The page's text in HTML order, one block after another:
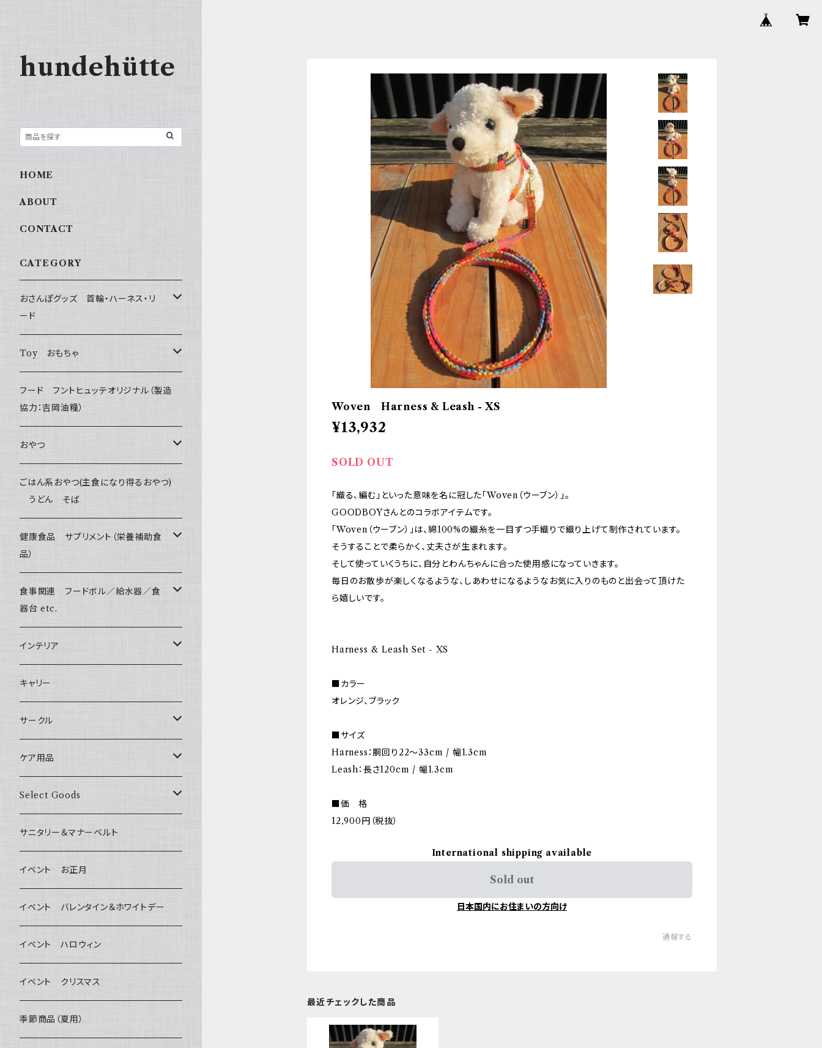
Woven Harness & Leash - XS
¥13,932
SOLD OUT
「織る、編む」といった意味を名に冠した「Woven（ウーブン）」。
GOODBOYさんとのコラボアイテムです。
「Woven（ウーブン）」は、綿100%の織糸を一目ずつ手織りで織り上げて制作されています。
そうすることで柔らかく、丈夫さが生まれます。
そして使っていくうちに、自分とわんちゃんに合った使用感になっていきます。
毎日のお散歩が楽しくなるような、しあわせになるようなお気に入りのものと出会って頂けた
ら嬉しいです。
Harness & Leash Set - XS
■カラー
オレンジ、ブラック
■サイズ
Harness：胴回り22～33cm / 幅1.3cm
Leash：長さ120cm / 幅1.3cm
■価 格
12,900円（税抜）
International shipping available
Sold out
日本国内にお住まいの方向け
通報する
最近チェックした商品
hundehütte
HOME
ABOUT
CONTACT
CATEGORY
おさんぽグッズ 首輪・ハーネス・リ
ード
フントヒュッテオリジナル Gold
Sサイズ(テープ幅1.5cm) _ 首輪&リードセッ
ト
Sサイズ(テープ幅1.5cm) _ 首輪
Sサイズ(テープ幅1.5cm) _ リード
XSサイズ(テープ幅1.0cm) _ 首輪&リードセ
ット
XSサイズ(テープ幅1.0cm) _ ハーネス&リー
XSサイズ(テープ幅1.0cm) _ ハーネス
XSサイズ(テープ幅1.0cm) _ リード
Mサイズ(テープ幅2.0cm) _ 首輪&リードセ
フントヒュッテオリジナル Silver
(販売終了)
Collar & Leash - XS（超小型犬・幼犬用）
Harness & Leash - XS（超小型犬･幼犬
フントヒュッテオリジナル Woven
Harness & Leash - XS
Harness & Leash Set - S
セレクト
幼犬・超小型犬用 _ 幅1.0cm
小型犬用 _ 幅1.5cm
中型犬用 _ 幅2.0cm
flexi フレキシリード(伸縮リード)
ライト
etc.
Toy おもちゃ
たまごちゃん
BESTEVER / ベストエバー
iDog&iCat
ぬいぐるみ
ラテックスTOY
PomPreece / ポンポリース
デンタル
etc.
BITE ME
フード フントヒュッテオリジナル（製造
協力：吉岡油糧）
おやつ
Bon・rupa(ボンルパ)
京
Bonpuchi
職人の味
ジャーキー
和菓子
愛犬の健康おやつ
POCHETINO
etc.
季節限定 お正月
季節限定 バレンタイン&ホワイトデー
季節限定 夏
季節限定 ハロウィン
季節限定 クリスマス
Wonderful Kitchen / (旧)P-ball
MEAT
FISH
グルテンフリー！ _ DOG TREE
ヒマラヤチーズ！ _ loasis
わんのはな
エリール
O.C.Farm
ごはん系おやつ(主食になり得るおやつ)
うどん そば
健康食品 サプリメント（栄養補助食
品）
涙やけ対策
健康維持
食糞防止
食事関連 フードボル／給水器／食
器台 etc.
フードボウル
給水器
食器台
インテリア
カドラー／ベッド
トイレ
キャリー
サークル
サークル
サークルカバー
ケア用品
ブラシ類
デンタルケア
除菌・抗菌・消臭
耳
静電気防止スプレー
Select Goods
Bichon Frise
サニタリー＆マナーベルト
イベント お正月
イベント バレンタイン＆ホワイトデー
イベント ハロウィン
イベント クリスマス
季節商品（夏用）